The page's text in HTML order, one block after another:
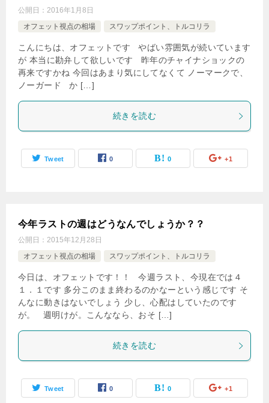
公開日： 2016年1月8日
オフェット視点の相場
スワップポイント、トルコリラ
こんにちは、オフェットです やばい雰囲気が続いています
が 本当に勘弁して欲しいです 昨年のチャイナショックの
再来ですかね 今回はあまり気にしてなくて ノーマークで、
ノーガード か […]
続きを読む
Tweet 0 0 +1
今年ラストの週はどうなんでしょうか？？
公開日： 2015年12月28日
オフェット視点の相場
スワップポイント、トルコリラ
今日は、オフェットです！！ 今週ラスト、今現在では４
１．１です 多分このまま終わるのかなーという感じです そ
んなに動きはないでしょう 少し、心配はしていたのです
が。 週明けが。こんななら、おそ […]
続きを読む
Tweet 0 0 +1